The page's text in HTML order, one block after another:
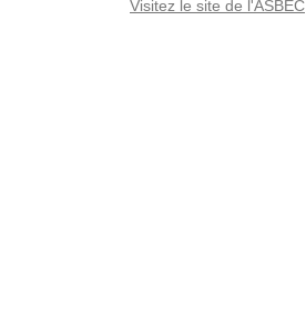
Visitez le site de l'ASBEC